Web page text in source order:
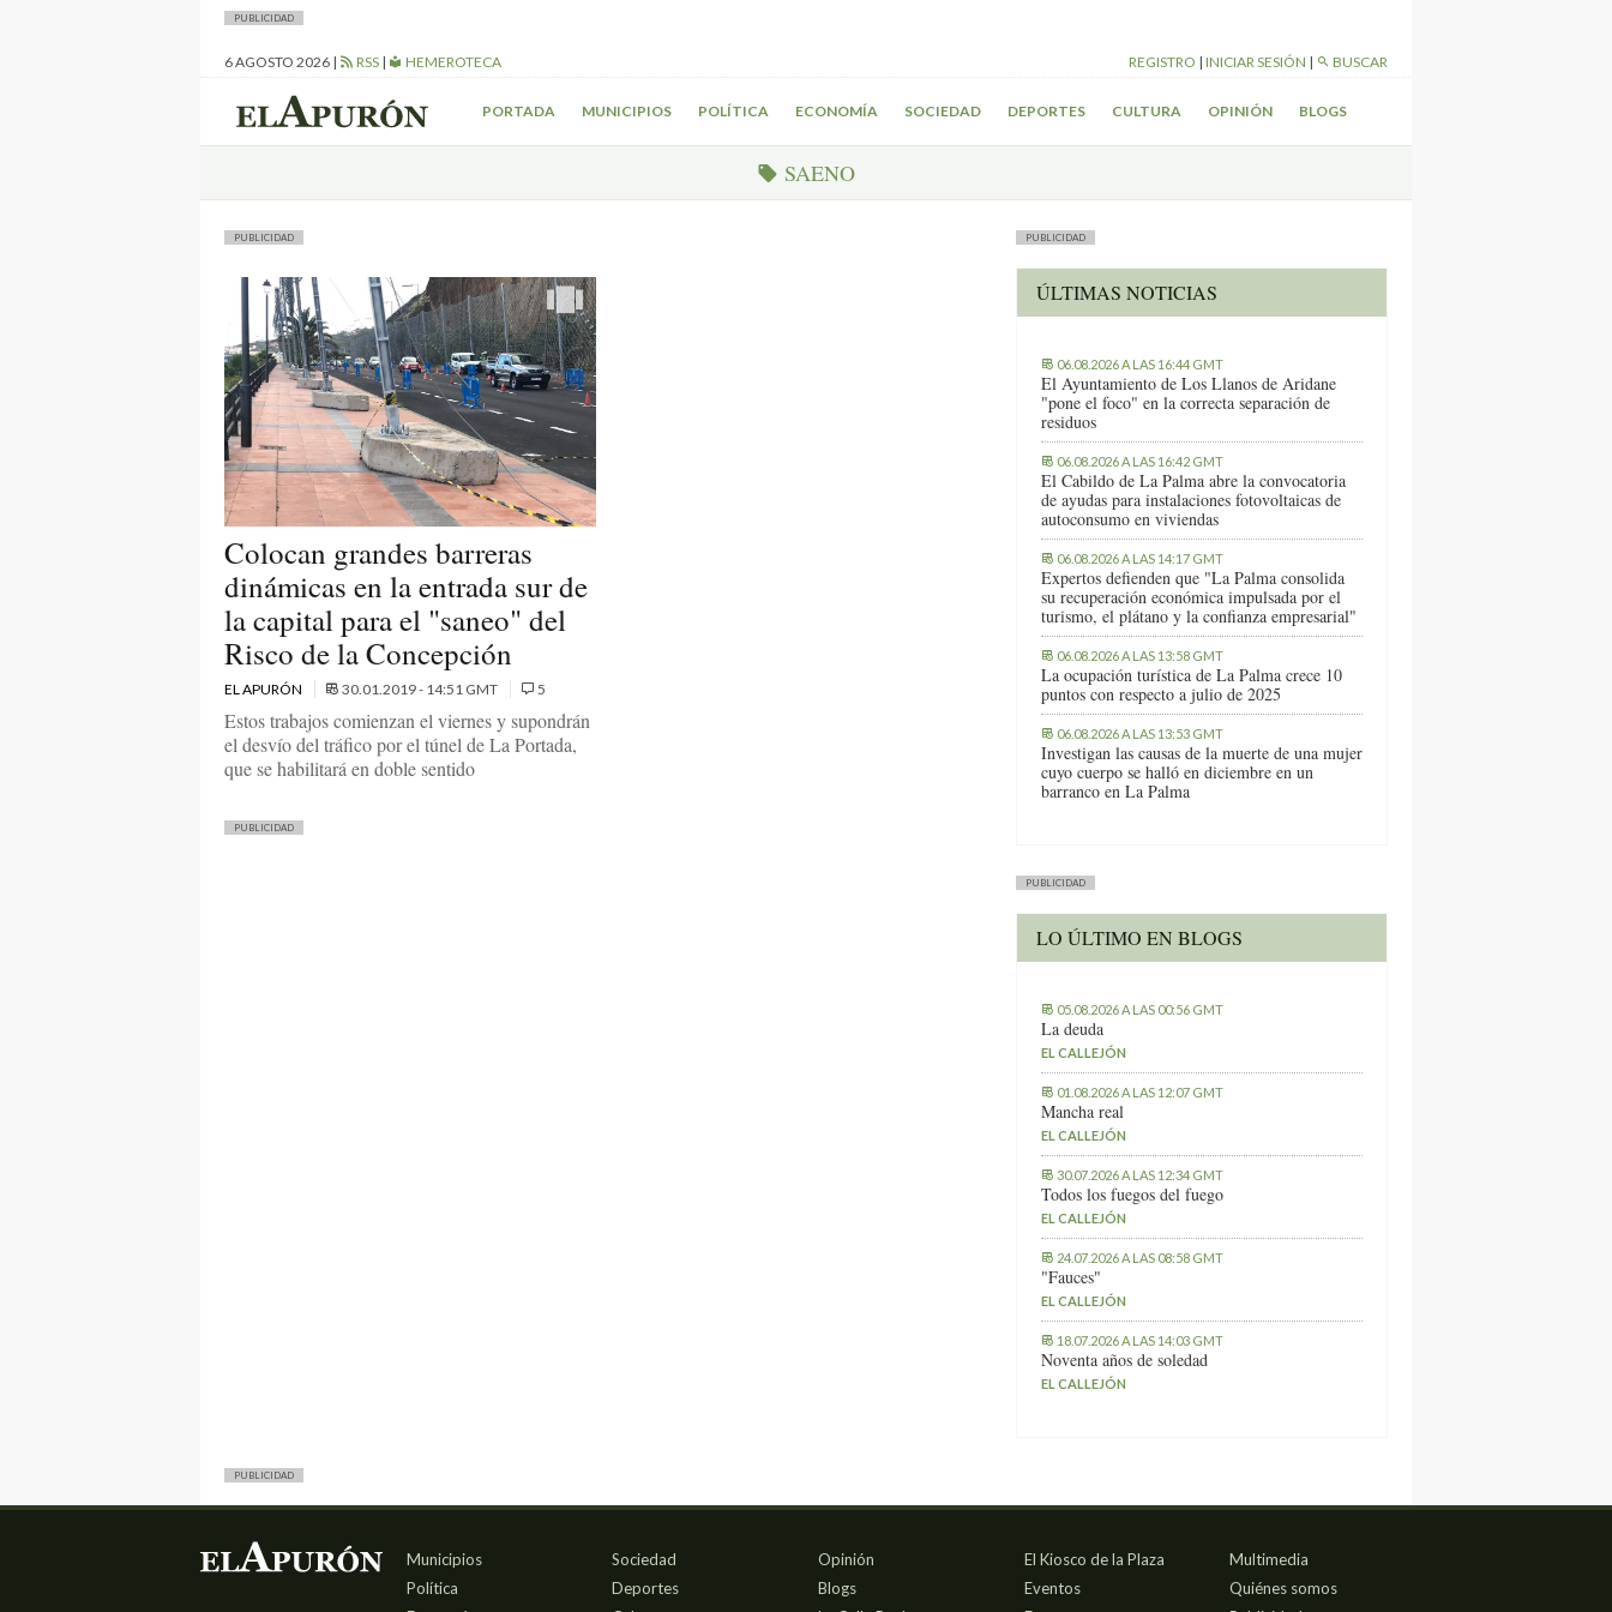
PUBLICIDAD
6 AGOSTO 2026 | RSS | HEMEROTECA REGISTRO | INICIAR SESIÓN | BUSCAR
PORTADA MUNICIPIOS POLÍTICA ECONOMÍA SOCIEDAD DEPORTES CULTURA OPINIÓN BLOGS
SAENO
PUBLICIDAD
Colocan grandes barreras
dinámicas en la entrada sur de
la capital para el "saneo" del
Risco de la Concepción
EL APURÓN 30.01.2019 - 14:51 GMT 5
Estos trabajos comienzan el viernes y supondrán
el desvío del tráfico por el túnel de La Portada,
que se habilitará en doble sentido
PUBLICIDAD
PUBLICIDAD
ÚLTIMAS NOTICIAS
06.08.2026 A LAS 16:44 GMT
El Ayuntamiento de Los Llanos de Aridane
"pone el foco" en la correcta separación de
residuos
06.08.2026 A LAS 16:42 GMT
El Cabildo de La Palma abre la convocatoria
de ayudas para instalaciones fotovoltaicas de
autoconsumo en viviendas
06.08.2026 A LAS 14:17 GMT
Expertos defienden que "La Palma consolida
su recuperación económica impulsada por el
turismo, el plátano y la confianza empresarial"
06.08.2026 A LAS 13:58 GMT
La ocupación turística de La Palma crece 10
puntos con respecto a julio de 2025
06.08.2026 A LAS 13:53 GMT
Investigan las causas de la muerte de una mujer
cuyo cuerpo se halló en diciembre en un
barranco en La Palma
PUBLICIDAD
LO ÚLTIMO EN BLOGS
05.08.2026 A LAS 00:56 GMT
La deuda
EL CALLEJÓN
01.08.2026 A LAS 12:07 GMT
Mancha real
EL CALLEJÓN
30.07.2026 A LAS 12:34 GMT
Todos los fuegos del fuego
EL CALLEJÓN
24.07.2026 A LAS 08:58 GMT
"Fauces"
EL CALLEJÓN
18.07.2026 A LAS 14:03 GMT
Noventa años de soledad
EL CALLEJÓN
PUBLICIDAD
Municipios
Política
Sociedad
Deportes
Opinión
Blogs
El Kiosco de la Plaza
Eventos
Multimedia
Quiénes somos